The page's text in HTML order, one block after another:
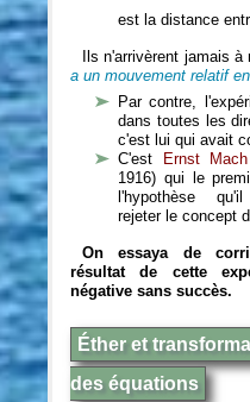
est la distance
Ils n'arrivèrent jamais
a un mouvement relatif
Par contre,
dans toutes les
c'est lui qui avait
C'est Ernst Mach
1916) qui le
l'hypothèse
rejeter le concept
On essaya de
résultat de cette
négative sans succès.
Éther et
des équations